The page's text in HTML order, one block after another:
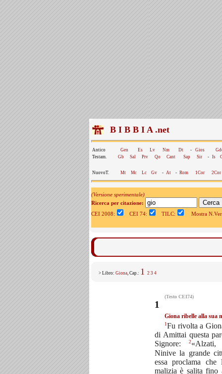
B I B B I A .net
Antico Gen Es Lv Nm Dt - Gios
Testam.
Gb Sal Prv Qo Cant Sap Sir - Is
NuovoT. Mt Mc Lc Gv - At - Rom 1Cor 2Cor
(Versione sperimentale)
Ricerca per citazione:
CEI 2008:
CEI 74: TILC: Mostra
> Libro: Giona, Cap.: 1 2 3 4
(Testo CEI74)
1
Giona ribelle alla sua
1Fu rivolta a
di Amittai questa
Signore:2
Ninive la grande
essa proclama che
malizia è salita fino